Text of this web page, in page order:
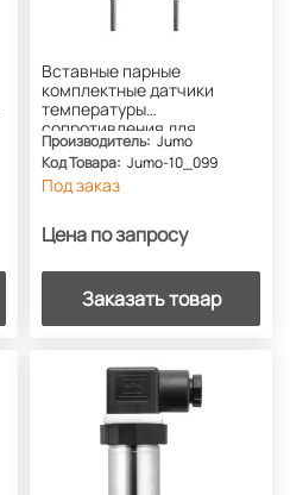
Вставные парные
комплектные датчики
температуры
сопротивления для
теплосчетчиков с кабелем
(тип PS / PL) JUMO HEAT
temp
Производитель: Jumo
Код Товара: Jumo-10_099
Под заказ
Цена по запросу
Заказать товар